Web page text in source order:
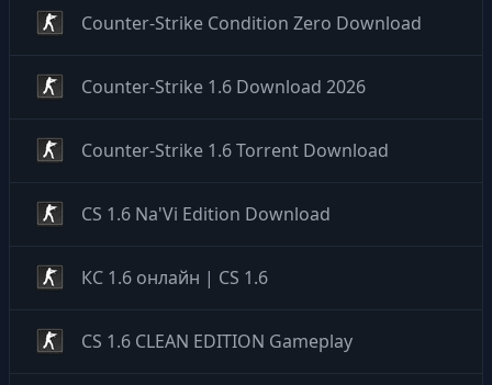
Counter-Strike Condition Zero Download
Counter-Strike 1.6 Download 2026
Counter-Strike 1.6 Torrent Download
CS 1.6 Na'Vi Edition Download
КС 1.6 онлайн | CS 1.6
CS 1.6 CLEAN EDITION Gameplay